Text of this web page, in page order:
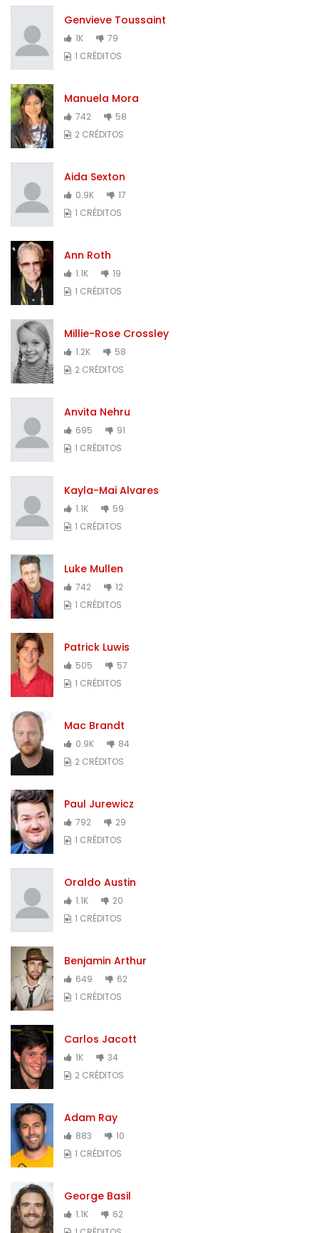
Genvieve Toussaint
1K
79
1 CRÉDITOS
Manuela Mora
742
58
2 CRÉDITOS
Aida Sexton
0.9K
17
1 CRÉDITOS
Ann Roth
1.1K
19
1 CRÉDITOS
Millie-Rose Crossley
1.2K
58
2 CRÉDITOS
Anvita Nehru
695
91
1 CRÉDITOS
Kayla-Mai Alvares
1.1K
59
1 CRÉDITOS
Luke Mullen
742
12
1 CRÉDITOS
Patrick Luwis
505
57
1 CRÉDITOS
Mac Brandt
0.9K
84
2 CRÉDITOS
Paul Jurewicz
792
29
1 CRÉDITOS
Oraldo Austin
1.1K
20
1 CRÉDITOS
Benjamin Arthur
649
62
1 CRÉDITOS
Carlos Jacott
1K
34
2 CRÉDITOS
Adam Ray
883
10
1 CRÉDITOS
George Basil
1.1K
62